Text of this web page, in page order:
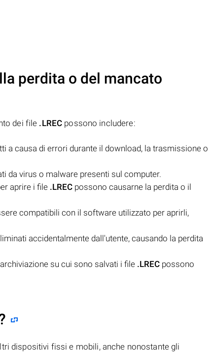
perdita o del mancato
dei file .LREC possono includere:
a causa di errori durante il download, la trasmissione o
da virus o malware presenti sul computer.
aprire i file .LREC possono causarne la perdita o il
compatibili con il software utilizzato per aprirli,
accidentalmente dall'utente, causando la perdita
su cui sono salvati i file .LREC possono
dispositivi fissi e mobili, anche nonostante gli